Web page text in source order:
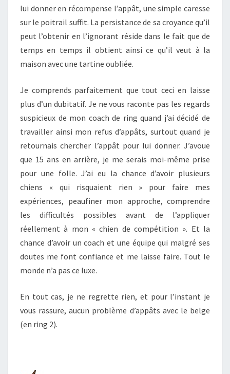
lui donner en récompense l’appât, une simple caresse
sur le poitrail suffit. La persistance de sa croyance qu’il
peut l’obtenir en l’ignorant réside dans le fait que de
temps en temps il obtient ainsi ce qu’il veut à la
maison avec une tartine oubliée.
Je comprends parfaitement que tout ceci en laisse
plus d’un dubitatif. Je ne vous raconte pas les regards
suspicieux de mon coach de ring quand j’ai décidé de
travailler ainsi mon refus d’appâts, surtout quand je
retournais chercher l’appât pour lui donner. J’avoue
que 15 ans en arrière, je me serais moi-même prise
pour une folle. J’ai eu la chance d’avoir plusieurs
chiens « qui risquaient rien » pour faire mes
expériences, peaufiner mon approche, comprendre
les difficultés possibles avant de l’appliquer
réellement à mon « chien de compétition ». Et la
chance d’avoir un coach et une équipe qui malgré ses
doutes me font confiance et me laisse faire. Tout le
monde n’a pas ce luxe.
En tout cas, je ne regrette rien, et pour l’instant je
vous rassure, aucun problème d’appâts avec le belge
(en ring 2).